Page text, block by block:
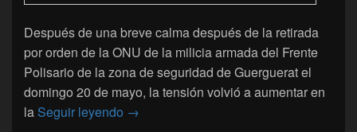
Después de una breve calma después de la retirada
por orden de la ONU de la milicia armada del Frente
Polisario de la zona de seguridad de Guerguerat el
domingo 20 de mayo, la tensión volvió a aumentar en
la Seguir leyendo El Polisario vuelve a hacer subir la
→